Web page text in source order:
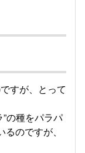
すが、とって
の種をパラパ
のですが、